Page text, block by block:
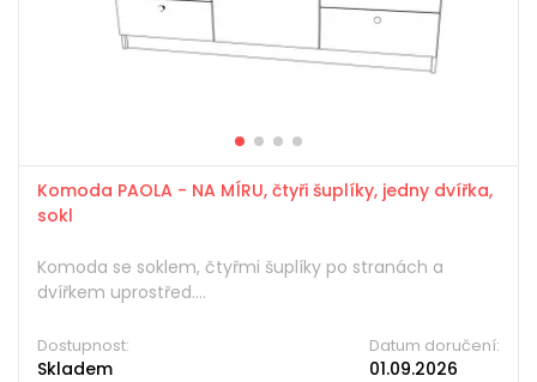
Komoda PAOLA - NA MÍRU, čtyři šuplíky, jedny dvířka,
sokl
Komoda se soklem, čtyřmi šuplíky po stranách a
dvířkem uprostřed....
Dostupnost:
Skladem
Datum doručení:
01.09.2026